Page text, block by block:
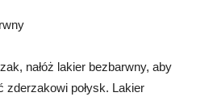
nałóż lakier bezbarwny, aby
zderzakowi połysk. Lakier